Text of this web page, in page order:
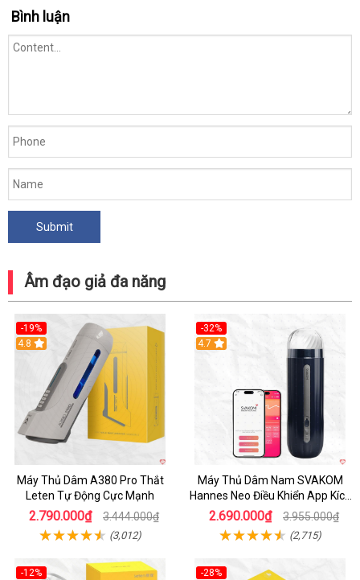
Bình luận
Âm đạo giả đa năng
-19%
Hot
4.8
Máy Thủ Dâm A380 Pro Thắt
Leten Tự Động Cực Mạnh
2.790.000₫ 3.444.000₫
(3,012)
-32%
Hot
4.7
Máy Thủ Dâm Nam SVAKOM
Hannes Neo Điều Khiển App Kích
Thích
2.690.000₫ 3.955.000₫
(2,715)
-12%
-28%